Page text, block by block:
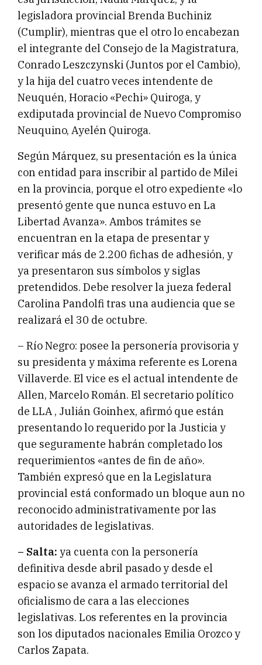
legisladora provincial Brenda Buchiniz
(Cumplir), mientras que el otro lo encabezan
el integrante del Consejo de la Magistratura,
Conrado Leszczynski (Juntos por el Cambio),
y la hija del cuatro veces intendente de
Neuquén, Horacio «Pechi» Quiroga, y
exdiputada provincial de Nuevo Compromiso
Neuquino, Ayelén Quiroga.
Según Márquez, su presentación es la única
con entidad para inscribir al partido de Milei
en la provincia, porque el otro expediente «lo
presentó gente que nunca estuvo en La
Libertad Avanza». Ambos trámites se
encuentran en la etapa de presentar y
verificar más de 2.200 fichas de adhesión, y
ya presentaron sus símbolos y siglas
pretendidos. Debe resolver la jueza federal
Carolina Pandolfi tras una audiencia que se
realizará el 30 de octubre.
– Río Negro: posee la personería provisoria y
su presidenta y máxima referente es Lorena
Villaverde. El vice es el actual intendente de
Allen, Marcelo Román. El secretario político
de LLA , Julián Goinhex, afirmó que están
presentando lo requerido por la Justicia y
que seguramente habrán completado los
requerimientos «antes de fin de año».
También expresó que en la Legislatura
provincial está conformado un bloque aun no
reconocido administrativamente por las
autoridades de legislativas.
– Salta: ya cuenta con la personería
definitiva desde abril pasado y desde el
espacio se avanza el armado territorial del
oficialismo de cara a las elecciones
legislativas. Los referentes en la provincia
son los diputados nacionales Emilia Orozco y
Carlos Zapata.